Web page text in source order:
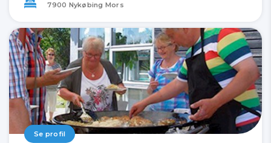
7900 Nykøbing Mors
Se profil